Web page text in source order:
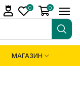
0 0
МАГАЗИН